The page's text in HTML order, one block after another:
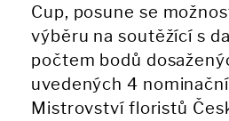
Cup, posune se
výběru na soutěžící s
počtem bodů
uvedených 4
Mistrovství floristů